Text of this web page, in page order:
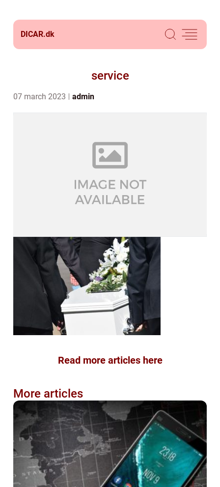
DICAR.dk
service
07 march 2023 admin
Read more articles here
More articles